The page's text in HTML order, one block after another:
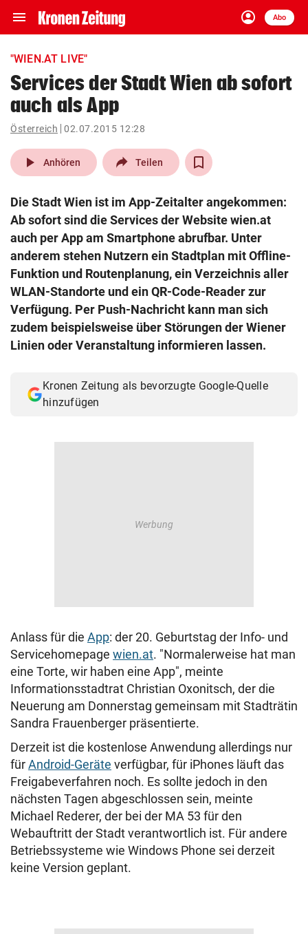
menu Navigation
ein-/ausklappen
account_circle
Anmelden
Abo
close Schließen
account_circle Anmelden
pin_drop
Wien arrow_right
search
Suchbegriff
eingeben
© Krone Multimedia GmbH & Co KG 2026
Muthgasse 2, 1190 Wien
"WIEN.AT LIVE"
Services der Stadt Wien ab sofort
auch als App
Österreich 02.07.2015 12:28
play_arrow Anhören Teilen
Die Stadt Wien ist im App-Zeitalter angekommen:
Ab sofort sind die Services der Website wien.at
auch per App am Smartphone abrufbar. Unter
anderem stehen Nutzern ein Stadtplan mit Offline-
Funktion und Routenplanung, ein Verzeichnis aller
WLAN-Standorte und ein QR-Code-Reader zur
Verfügung. Per Push-Nachricht kann man sich
zudem beispielsweise über Störungen der Wiener
Linien oder Veranstaltung informieren lassen.
Kronen Zeitung als bevorzugte Google-Quelle
hinzufügen
Anlass für die App: der 20. Geburtstag der Info- und
Servicehomepage wien.at. "Normalerweise hat man
eine Torte, wir haben eine App", meinte
Informationsstadtrat Christian Oxonitsch, der die
Neuerung am Donnerstag gemeinsam mit Stadträtin
Sandra Frauenberger präsentierte.
Derzeit ist die kostenlose Anwendung allerdings nur
fürAndroid-Geräte verfügbar, für iPhones läuft das
Freigabeverfahren noch. Es sollte jedoch in den
nächsten Tagen abgeschlossen sein, meinte
Michael Rederer, der bei der MA 53 für den
Webauftritt der Stadt verantwortlich ist. Für andere
Betriebssysteme wie Windows Phone sei derzeit
keine Version geplant.